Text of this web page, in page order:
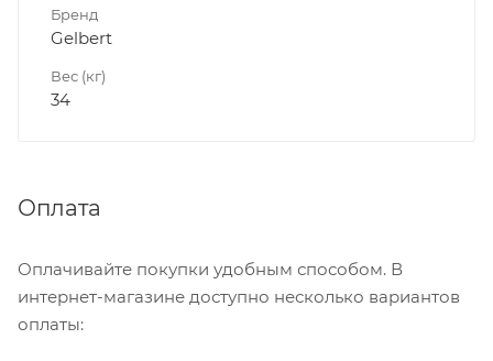
Бренд
Gelbert
Вес (кг)
34
Оплата
Оплачивайте покупки удобным способом. В
интернет-магазине доступно несколько вариантов
оплаты: